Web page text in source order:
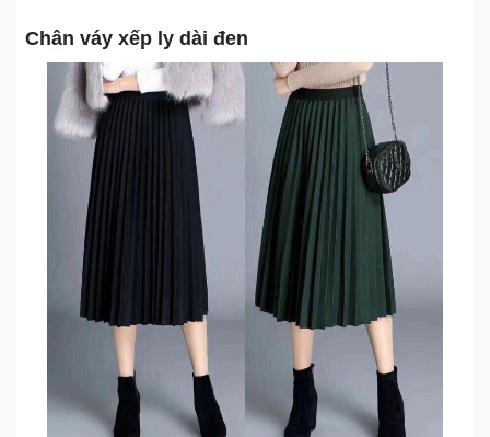
Chân váy xếp ly dài đen